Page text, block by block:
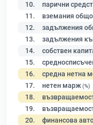
10. парични
11. вземания общо
12. задължения
13. задължения
14. собствен
15.
16. средна нетна
17. нетен марж (%)
18.
19.
20. финансова